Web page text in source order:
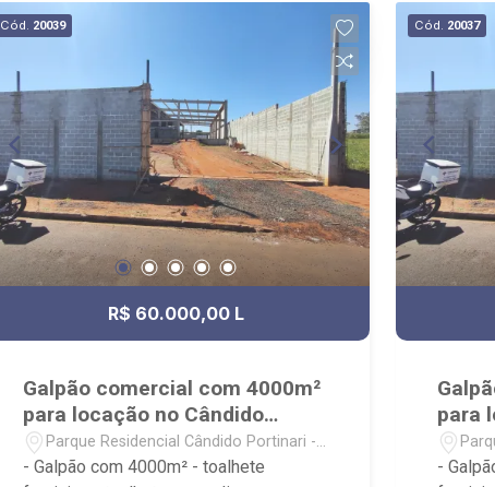
festas e academia; - Próximo a UNIP,
Novo Mercadão, Colégio Objetivo,
Ribeirão Shopping e Parque das Artes.
Zona
para
Av.
Cód. 20039
R$ 60.000,00 L
Galpão comercial com 4000m²
para locação no Cândido
Portinari
Parque Residencial Cândido Portinari -
Ribeirão Preto/SP
- Galpão com 4000m² - toalhete
Cód. 20037
para
-